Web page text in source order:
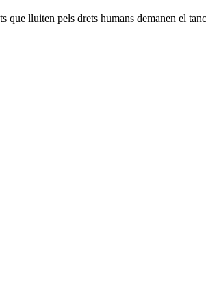
que lluiten pels drets humans demanen el